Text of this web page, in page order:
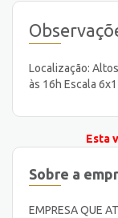
Localização:
às 16h Escala 6x1
Esta
Sobre a
EMPRESA QUE